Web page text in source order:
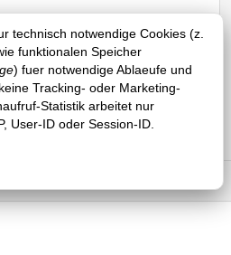
technisch notwendige Cookies (z.
funktionalen Speicher
) fuer notwendige Ablaeufe und
Tracking- oder Marketing-
Statistik arbeitet nur
User-ID oder Session-ID.
Wartung und Instandhaltung – von
Räume und hinterlassen bei